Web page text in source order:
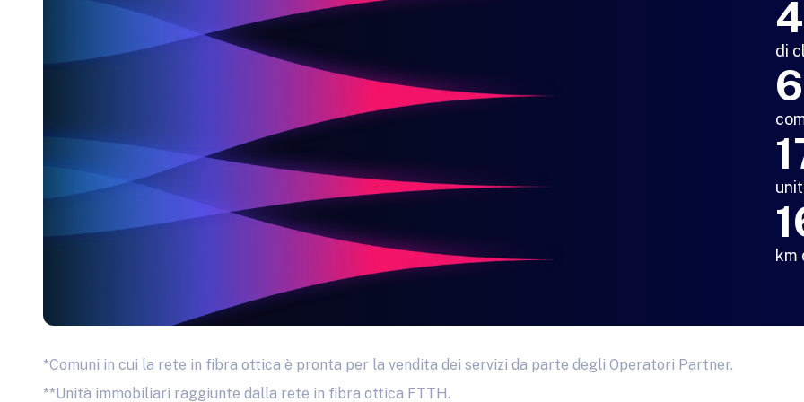
di
km
*Comuni in cui la rete in fibra ottica è pronta per la vendita dei servizi da parte degli Operatori Partner.
**Unità immobiliari raggiunte dalla rete in fibra ottica FTTH.